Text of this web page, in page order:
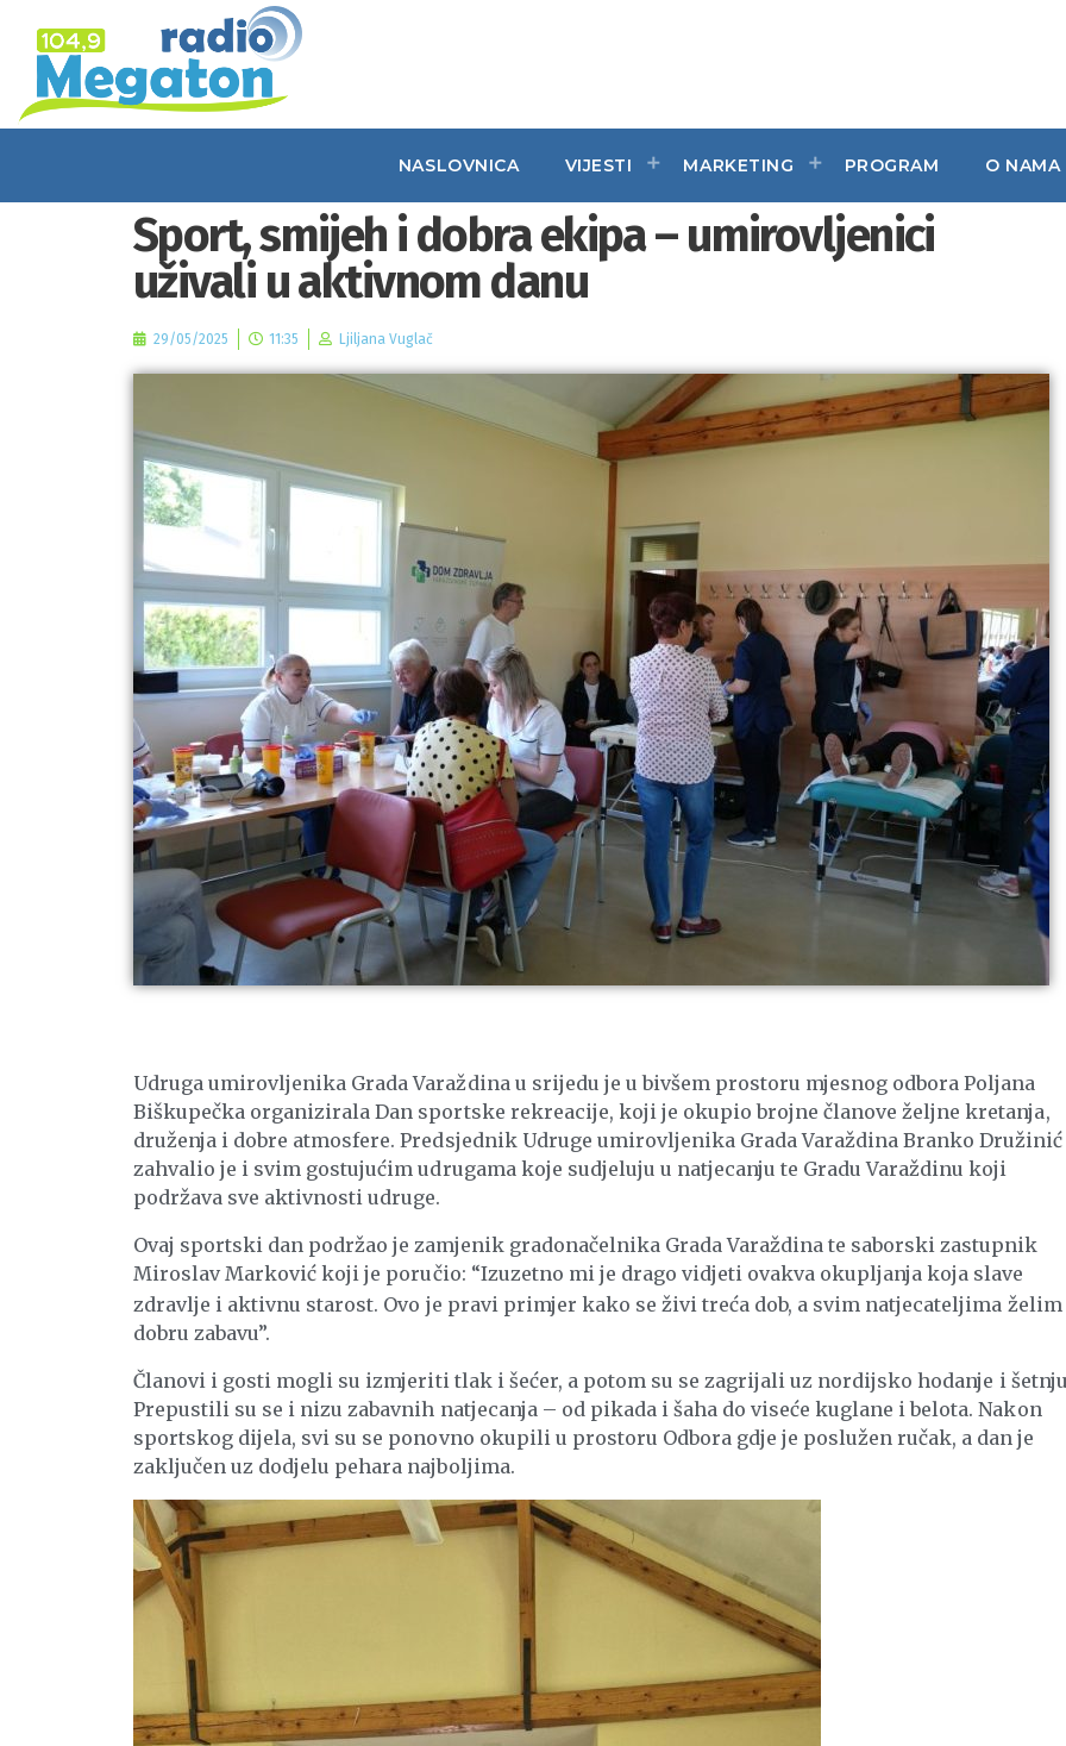
NASLOVNICA VIJESTI MARKETING PROGRAM O NAMA
Sport, smijeh i dobra ekipa – umirovljenici
uživali u aktivnom danu
29/05/2025 11:35 Ljiljana Vuglač
Udruga umirovljenika Grada Varaždina u srijedu je u bivšem prostoru mjesnog odbora Poljana
Biškupečka organizirala Dan sportske rekreacije, koji je okupio brojne članove željne kretanja,
druženja i dobre atmosfere. Predsjednik Udruge umirovljenika Grada Varaždina Branko Družinić
zahvalio je i svim gostujućim udrugama koje sudjeluju u natjecanju te Gradu Varaždinu koji
podržava sve aktivnosti udruge.
Ovaj sportski dan podržao je zamjenik gradonačelnika Grada Varaždina te saborski zastupnik
Miroslav Marković koji je poručio: “Izuzetno mi je drago vidjeti ovakva okupljanja koja slave
zdravlje i aktivnu starost. Ovo je pravi primjer kako se živi treća dob, a svim natjecateljima želim
dobru zabavu”.
Članovi i gosti mogli su izmjeriti tlak i šećer, a potom su se zagrijali uz nordijsko hodanje i
Prepustili su se i nizu zabavnih natjecanja – od pikada i šaha do viseće kuglane i belota. Nakon
sportskog dijela, svi su se ponovno okupili u prostoru Odbora gdje je poslužen ručak, a dan je
zaključen uz dodjelu pehara najboljima.